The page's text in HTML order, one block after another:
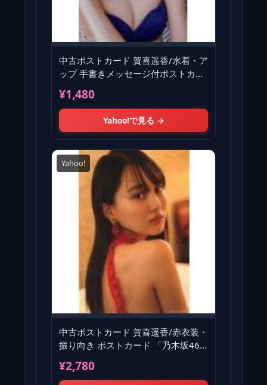
中古ポストカード 賀喜遥香/水着・ア
ップ 手書きメッセージ付ポストカー
¥1,480
Yahoo!で見る →
Yahoo!
中古ポストカード 賀喜遥香/赤衣装・
振り向き ポストカード 「乃木坂46
¥2,780